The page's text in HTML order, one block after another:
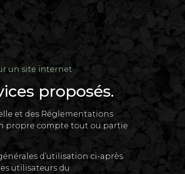
un site internet
proposés.
et des Réglementations
propre compte tout ou partie
d’utilisation ci-après
utilisateurs du